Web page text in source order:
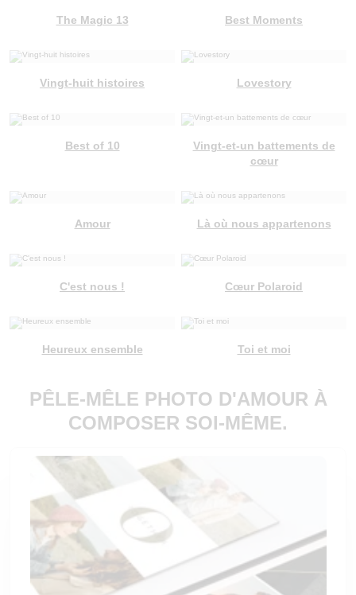
The Magic 13 Best Moments
Vingt-huit histoires Lovestory
Best of 10
Vingt-et-un battements de
cœur
Amour Là où nous appartenons
C'est nous ! Cœur Polaroid
Heureux ensemble Toi et moi
PÊLE-MÊLE PHOTO D'AMOUR À
COMPOSER SOI-MÊME.